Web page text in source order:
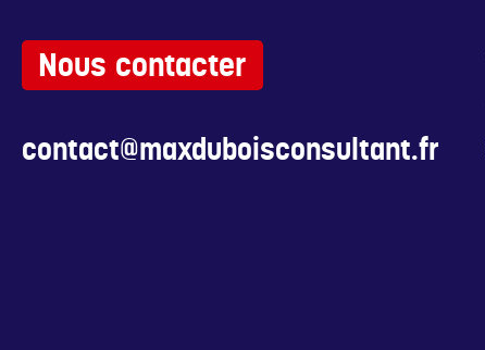
Nous contacter
contact@maxduboisconsultant.fr